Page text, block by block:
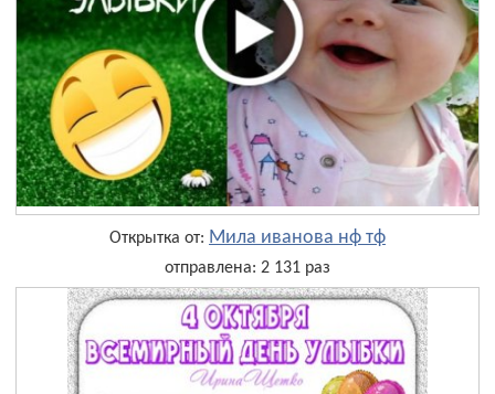
Открытка от: Мила иванова нф тф
отправлена: 2 131 раз